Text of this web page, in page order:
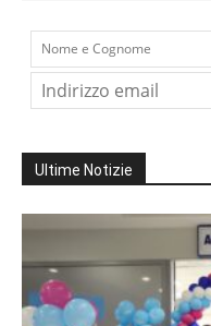
Ultime Notizie